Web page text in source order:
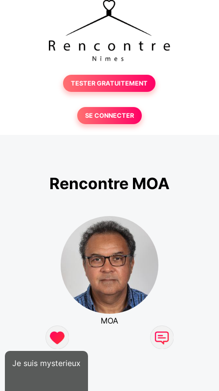
TESTER GRATUITEMENT
SE CONNECTER
Rencontre MOA
MOA
Je suis mysterieux